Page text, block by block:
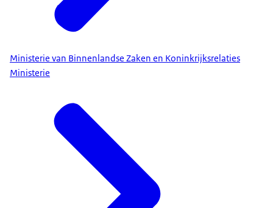
Ministerie van Binnenlandse Zaken en Koninkrijksrelaties
Ministerie